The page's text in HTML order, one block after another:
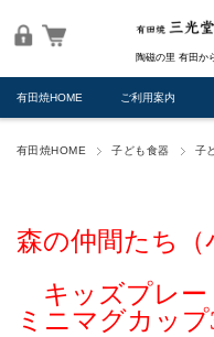
陶磁の里 有田か
有田焼HOME ご利用案内
有田焼HOME 子ども食器 子
森の仲間たち（
キッズプレー
ミニマグカップ